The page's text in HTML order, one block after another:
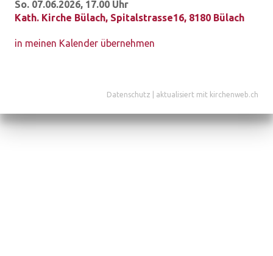
So. 07.06.2026, 17.00 Uhr
Kath. Kirche Bülach, Spitalstrasse16, 8180 Bülach
in meinen Kalender übernehmen
Datenschutz aktualisiert mit kirchenweb.ch